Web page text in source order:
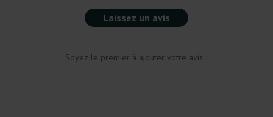
Laissez un avis
Soyez le premier à ajouter votre avis !